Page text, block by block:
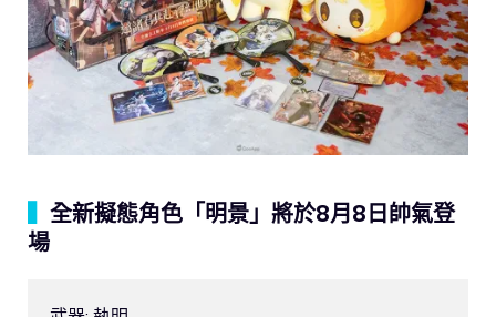
全新擬態角色「明景」將於8月8日帥氣登
場